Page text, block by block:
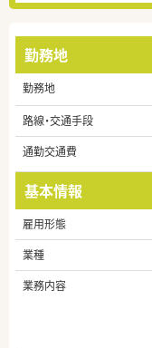
勤務地
勤務地
路線・交通手段
通勤交通費
基本情報
雇用形態
業種
業務内容